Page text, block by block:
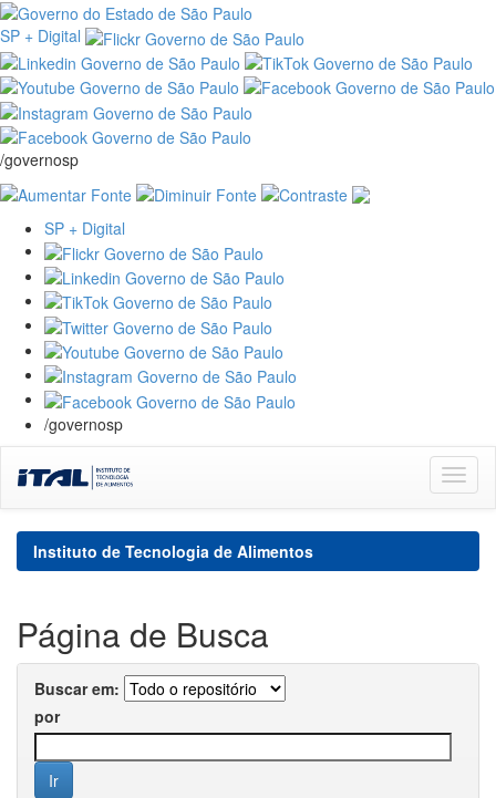
SP + Digital
/governosp
SP + Digital
/governosp
navigation
Instituto de Tecnologia de Alimentos
Página de Busca
Buscar em:
por